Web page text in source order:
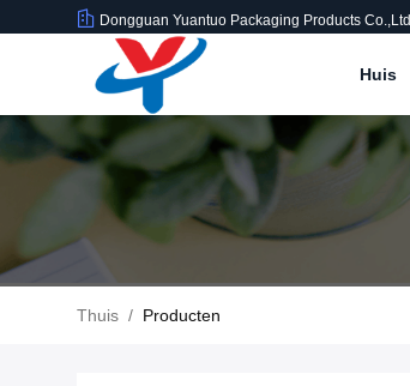
Dongguan Yuantuo Packaging Products Co.,Ltd
Huis
Thuis / Producten